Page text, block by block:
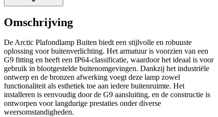
Omschrijving
De Arctic Plafondlamp Buiten biedt een stijlvolle en robuuste
oplossing voor buitenverlichting. Het armatuur is voorzien van een
G9 fitting en heeft een IP64-classificatie, waardoor het ideaal is voor
gebruik in blootgestelde buitenomgevingen. Dankzij het industriële
ontwerp en de bronzen afwerking voegt deze lamp zowel
functionaliteit als esthetiek toe aan iedere buitenruimte. Het
installeren is eenvoudig door de G9 aansluiting, en de constructie is
ontworpen voor langdurige prestaties onder diverse
weersomstandigheden.